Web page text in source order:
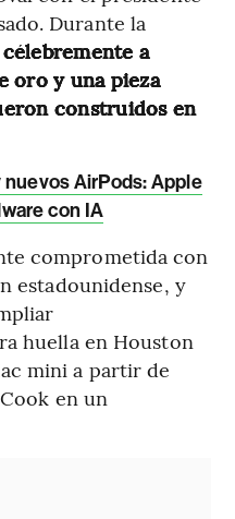
Durante la
a
oro y una pieza
construidos en
AirPods: Apple
con IA
comprometida con
estadounidense, y
huella en Houston
mini a partir de
en un